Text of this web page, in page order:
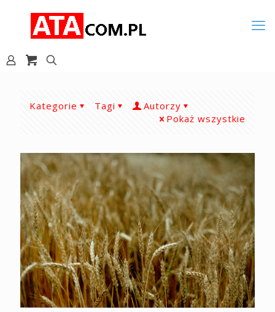
Kategorie Tagi
Autorzy
Pokaż wszystkie